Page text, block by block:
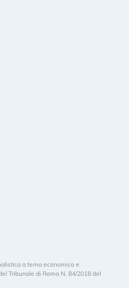
a tema economico e
Tribunale di Roma N. 84/2018 del